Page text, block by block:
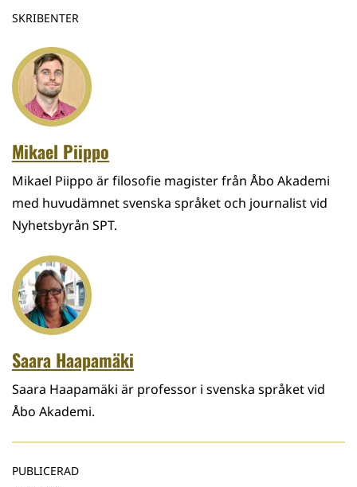
SKRIBENTER
Mikael Piippo
Mikael Piippo är filosofie magister från Åbo Akademi
med huvudämnet svenska språket och journalist vid
Nyhetsbyrån SPT.
Saara Haapamäki
Saara Haapamäki är professor i svenska språket vid
Åbo Akademi.
PUBLICERAD